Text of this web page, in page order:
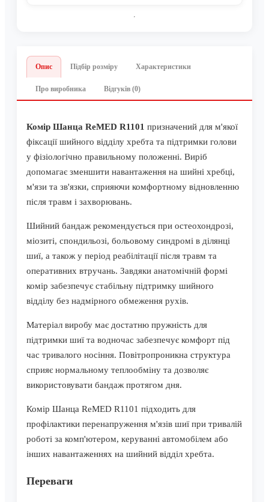
Опис Підбір розміру Характеристики
Про виробника Відгуків (0)
Комір Шанца ReMED R1101 призначений для м'якої
фіксації шийного відділу хребта та підтримки голови
у фізіологічно правильному положенні. Виріб
допомагає зменшити навантаження на шийні хребці,
м'язи та зв'язки, сприяючи комфортному відновленню
після травм і захворювань.
Шийний бандаж рекомендується при остеохондрозі,
міозиті, спондильозі, больовому синдромі в ділянці
шиї, а також у період реабілітації після травм та
оперативних втручань. Завдяки анатомічній формі
комір забезпечує стабільну підтримку шийного
відділу без надмірного обмеження рухів.
Матеріал виробу має достатню пружність для
підтримки шиї та водночас забезпечує комфорт під
час тривалого носіння. Повітропроникна структура
сприяє нормальному теплообміну та дозволяє
використовувати бандаж протягом дня.
Комір Шанца ReMED R1101 підходить для
профілактики перенапруження м'язів шиї при тривалій
роботі за комп'ютером, керуванні автомобілем або
інших навантаженнях на шийний відділ хребта.
Переваги